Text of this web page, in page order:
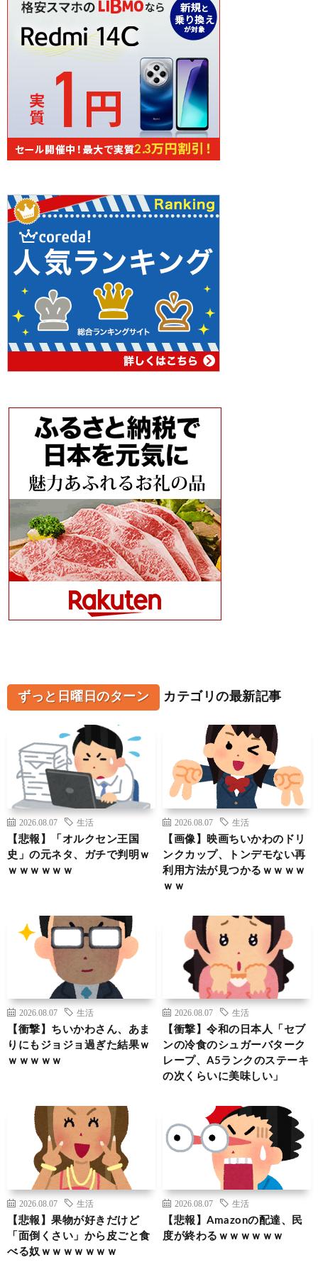
ずっと日曜日のターン カテゴリの最新記事
2026.08.07 生活
【悲報】「オルクセン王国
史」の元ネタ、ガチで判明ｗ
ｗｗｗｗｗｗ
2026.08.07 生活
【画像】映画ちいかわのドリ
ンクカップ、トンデモない再
利用方法が見つかるｗｗｗｗ
ｗｗ
2026.08.07 生活
【衝撃】ちいかわさん、あま
りにもジョジョ過ぎた結果ｗ
ｗｗｗｗｗ
2026.08.07 生活
【衝撃】令和の日本人「セブ
ンの冷食のシュガーバターク
レープ、A5ランクのステーキ
の次くらいに美味しい」
2026.08.07 生活
【悲報】果物が好きだけど
「面倒くさい」から皮ごと食
べる奴ｗｗｗｗｗｗｗ
2026.08.07 生活
【悲報】Amazonの配達、民
度が終わるｗｗｗｗｗｗ